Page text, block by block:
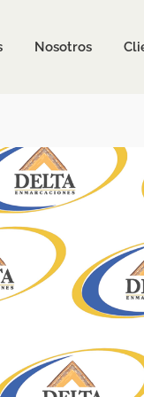
Nosotros